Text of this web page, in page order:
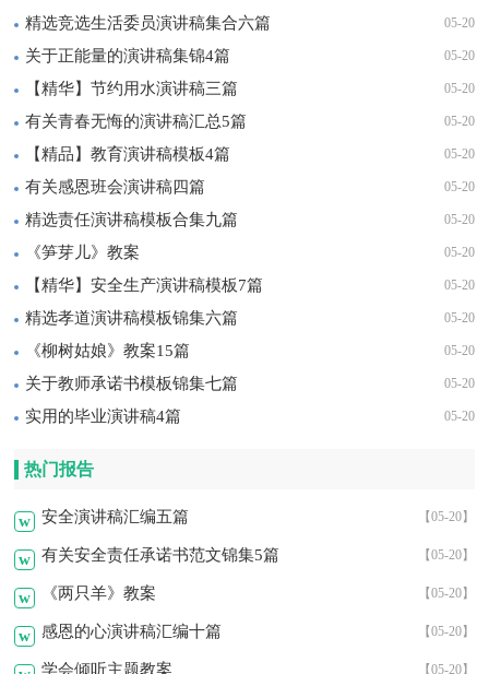
05-20
精选竞选生活委员演讲稿集合六篇
05-20
关于正能量的演讲稿集锦4篇
05-20
【精华】节约用水演讲稿三篇
05-20
有关青春无悔的演讲稿汇总5篇
05-20
【精品】教育演讲稿模板4篇
05-20
有关感恩班会演讲稿四篇
05-20
精选责任演讲稿模板合集九篇
05-20
《笋芽儿》教案
05-20
【精华】安全生产演讲稿模板7篇
05-20
精选孝道演讲稿模板锦集六篇
05-20
《柳树姑娘》教案15篇
05-20
关于教师承诺书模板锦集七篇
05-20
实用的毕业演讲稿4篇
热门报告
w 【05-20】
安全演讲稿汇编五篇
w 【05-20】
有关安全责任承诺书范文锦集5篇
w 【05-20】
《两只羊》教案
w 【05-20】
感恩的心演讲稿汇编十篇
【05-20】
学会倾听主题教案